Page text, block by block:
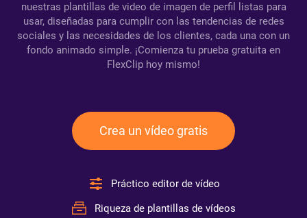
nuestras plantillas de video de imagen de perfil listas para
usar, diseñadas para cumplir con las tendencias de redes
sociales y las necesidades de los clientes, cada una con un
fondo animado simple. ¡Comienza tu prueba gratuita en
FlexClip hoy mismo!
Crea un vídeo gratis
Práctico editor de vídeo
Riqueza de plantillas de vídeos